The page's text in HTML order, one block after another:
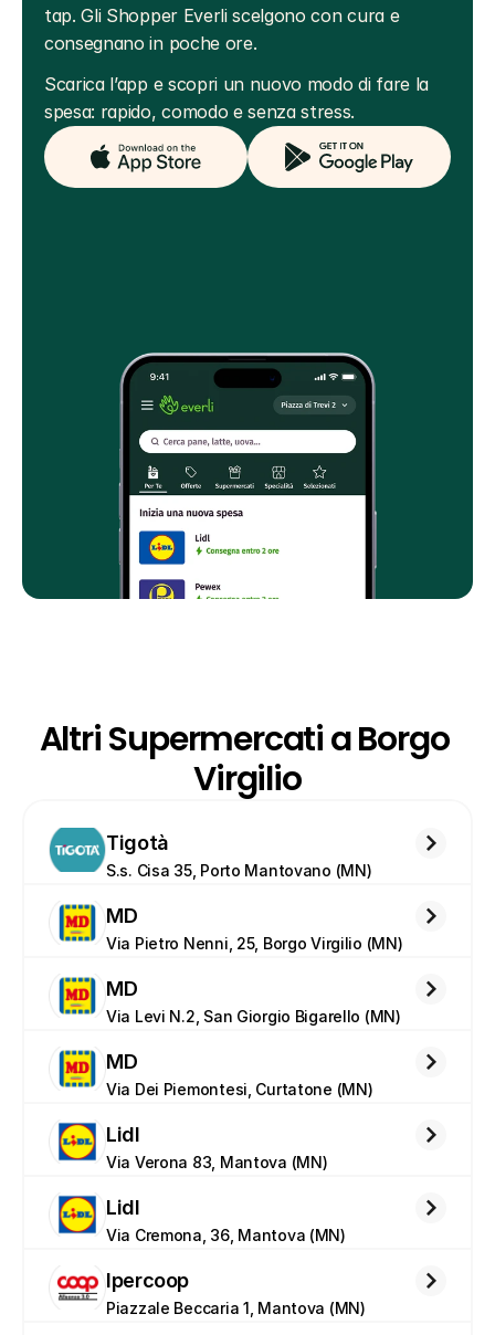
tap. Gli Shopper Everli scelgono con cura e
consegnano in poche ore.
Scarica l’app e scopri un nuovo modo di fare la
spesa: rapido, comodo e senza stress.
Altri Supermercati a Borgo
Virgilio
Tigotà
S.s. Cisa 35, Porto Mantovano (MN)
MD
Via Pietro Nenni, 25, Borgo Virgilio (MN)
MD
Via Levi N.2, San Giorgio Bigarello (MN)
MD
Via Dei Piemontesi, Curtatone (MN)
Lidl
Via Verona 83, Mantova (MN)
Lidl
Via Cremona, 36, Mantova (MN)
Ipercoop
Piazzale Beccaria 1, Mantova (MN)